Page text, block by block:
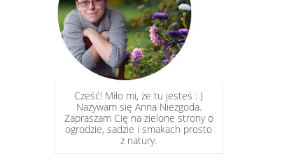
Cześć! Miło mi, że tu jesteś : )
Nazywam się Anna Niezgoda.
Zapraszam Cię na zielone strony o
ogrodzie, sadzie i smakach prosto
z natury.